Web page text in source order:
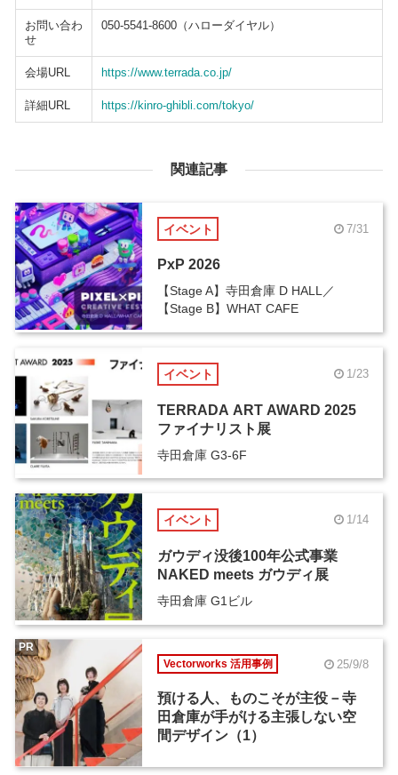
お問い合わ
せ
050-5541-8600（ハローダイヤル）
会場URL https://www.terrada.co.jp/
詳細URL https://kinro-ghibli.com/tokyo/
関連記事
イベント 7/31
PxP 2026
【Stage A】寺田倉庫 D HALL／
【Stage B】WHAT CAFE
イベント 1/23
TERRADA ART AWARD 2025
ファイナリスト展
寺田倉庫 G3-6F
イベント 1/14
ガウディ没後100年公式事業
NAKED meets ガウディ展
寺田倉庫 G1ビル
Vectorworks 活用事例 25/9/8
預ける人、ものこそが主役－寺
田倉庫が手がける主張しない空
間デザイン（1）
PR